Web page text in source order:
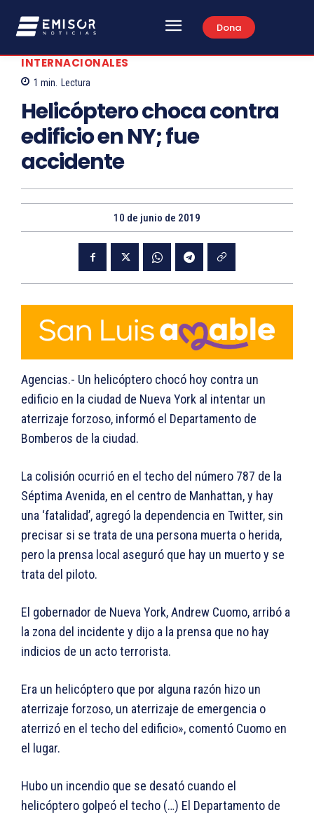
Dona
INTERNACIONALES
1 min. Lectura
Helicóptero choca contra
edificio en NY; fue
accidente
10 de junio de 2019
Agencias.- Un helicóptero chocó hoy contra un
edificio en la ciudad de Nueva York al intentar un
aterrizaje forzoso, informó el Departamento de
Bomberos de la ciudad.
La colisión ocurrió en el techo del número 787 de la
Séptima Avenida, en el centro de Manhattan, y hay
una ‘fatalidad’, agregó la dependencia en Twitter, sin
precisar si se trata de una persona muerta o herida,
pero la prensa local aseguró que hay un muerto y se
trata del piloto.
El gobernador de Nueva York, Andrew Cuomo, arribó a
la zona del incidente y dijo a la prensa que no hay
indicios de un acto terrorista.
Era un helicóptero que por alguna razón hizo un
aterrizaje forzoso, un aterrizaje de emergencia o
aterrizó en el techo del edificio», comentó Cuomo en
el lugar.
Hubo un incendio que se desató cuando el
helicóptero golpeó el techo (…) El Departamento de